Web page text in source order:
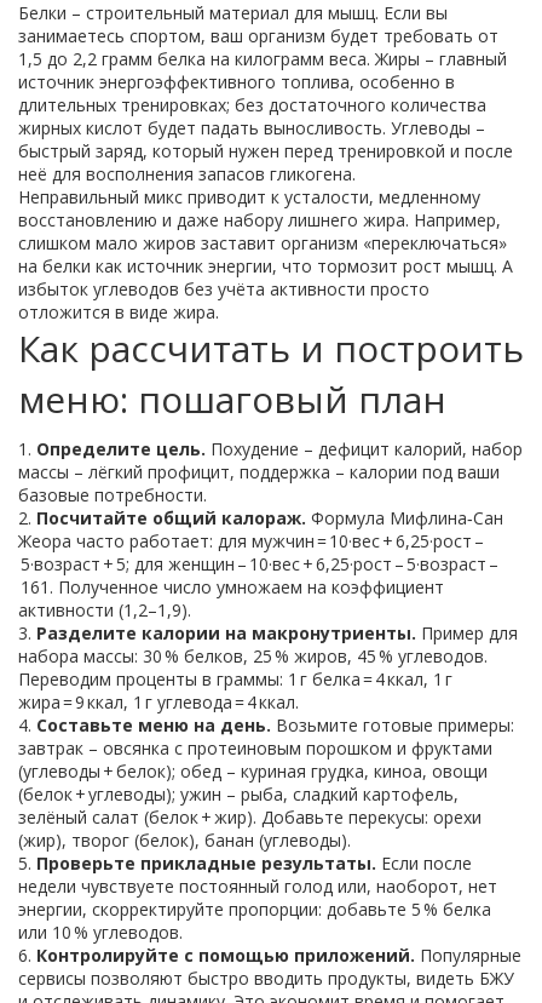
Белки – строительный материал для мышц. Если вы
занимаетесь спортом, ваш организм будет требовать от
1,5 до 2,2 грамм белка на килограмм веса. Жиры – главный
источник энергоэффективного топлива, особенно в
длительных тренировках; без достаточного количества
жирных кислот будет падать выносливость. Углеводы –
быстрый заряд, который нужен перед тренировкой и после
неё для восполнения запасов гликогена.
Неправильный микс приводит к усталости, медленному
восстановлению и даже набору лишнего жира. Например,
слишком мало жиров заставит организм «переключаться»
на белки как источник энергии, что тормозит рост мышц. А
избыток углеводов без учёта активности просто
отложится в виде жира.
Как рассчитать и построить
меню: пошаговый план
1. Определите цель. Похудение – дефицит калорий, набор
массы – лёгкий профицит, поддержка – калории под ваши
базовые потребности.
2. Посчитайте общий калораж. Формула Мифлина‑Сан
Жеора часто работает: для мужчин = 10·вес + 6,25·рост –
5·возраст + 5; для женщин – 10·вес + 6,25·рост – 5·возраст –
161. Полученное число умножаем на коэффициент
активности (1,2–1,9).
3. Разделите калории на макронутриенты. Пример для
набора массы: 30 % белков, 25 % жиров, 45 % углеводов.
Переводим проценты в граммы: 1 г белка = 4 ккал, 1 г
жира = 9 ккал, 1 г углевода = 4 ккал.
4. Составьте меню на день. Возьмите готовые примеры:
завтрак – овсянка с протеиновым порошком и фруктами
(углеводы + белок); обед – куриная грудка, киноа, овощи
(белок + углеводы); ужин – рыба, сладкий картофель,
зелёный салат (белок + жир). Добавьте перекусы: орехи
(жир), творог (белок), банан (углеводы).
5. Проверьте прикладные результаты. Если после
недели чувствуете постоянный голод или, наоборот, нет
энергии, скорректируйте пропорции: добавьте 5 % белка
или 10 % углеводов.
6. Контролируйте с помощью приложений. Популярные
сервисы позволяют быстро вводить продукты, видеть БЖУ